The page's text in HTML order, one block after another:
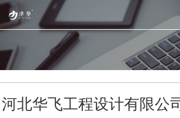
河北华飞工程设计有限公